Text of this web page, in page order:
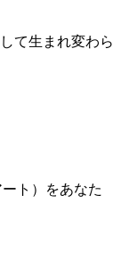
て生まれ変わら
ト）をあなた